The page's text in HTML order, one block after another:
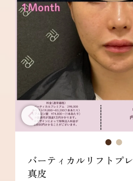
バーティカルリフトプ
真皮